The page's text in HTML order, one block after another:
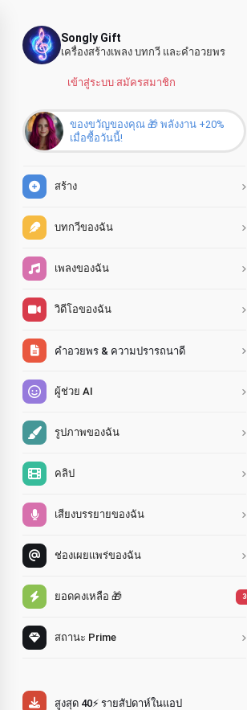
Songly Gift
เครื่องสร้างเพลง บทกวี และคำอวยพร
เข้าสู่ระบบ·สมัครสมาชิก
ของขวัญของคุณ 🎁 พลังงาน +20%
เมื่อซื้อวันนี้!
สร้าง
บทกวีของฉัน
เพลงของฉัน
วิดีโอของฉัน
คำอวยพร & ความปรารถนาดี
ผู้ช่วย AI
รูปภาพของฉัน
คลิป
เสียงบรรยายของฉัน
ช่องเผยแพร่ของฉัน
ยอดคงเหลือ 🎁
สถานะ Prime
สูงสุด 40⚡ รายสัปดาห์ในแอป